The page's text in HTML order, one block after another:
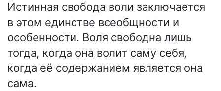
Истинная свобода воли заключается
в этом единстве всеобщности и
особенности. Воля свободна лишь
тогда, когда она волит саму себя,
когда её содержанием является она
сама.